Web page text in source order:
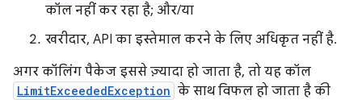
कॉल नहीं कर रहा है; और/या
खरीदार, API का इस्तेमाल करने के लिए अधिकृत नहीं है.
अगर कॉलिंग पैकेज इससे ज़्यादा हो जाता है, तो यह कॉल
LimitExceededException के साथ विफल हो जाता है की